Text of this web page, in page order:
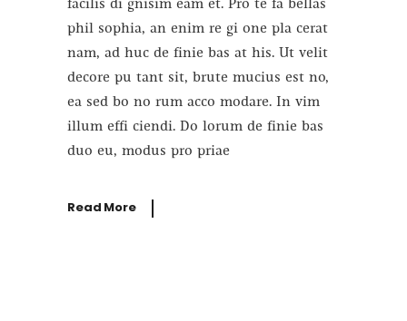
facilis di gnisim eam et. Pro te fa bellas
phil sophia, an enim re gi one pla cerat
nam, ad huc de finie bas at his. Ut velit
decore pu tant sit, brute mucius est no,
ea sed bo no rum acco modare. In vim
illum effi ciendi. Do lorum de finie bas
duo eu, modus pro priae
Read More